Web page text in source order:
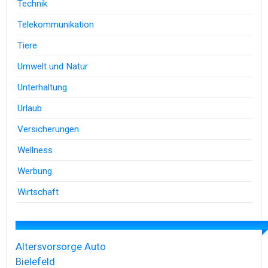
Technik
Telekommunikation
Tiere
Umwelt und Natur
Unterhaltung
Urlaub
Versicherungen
Wellness
Werbung
Wirtschaft
Altersvorsorge Auto
Bielefeld